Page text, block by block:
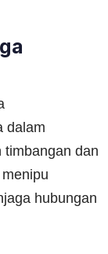
dalam
timbangan dan
hubungan